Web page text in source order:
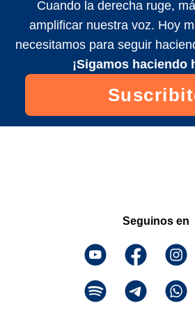
Cuando la derecha ruge,
amplificar nuestra voz. Hoy
necesitamos para seguir
¡Sigamos haciendo
Seguinos en